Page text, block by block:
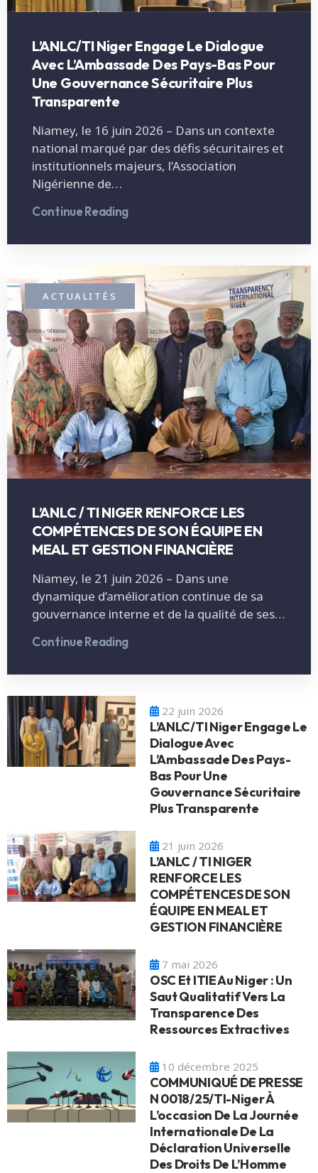
L’ANLC/TI Niger Engage Le Dialogue
Avec L’Ambassade Des Pays-Bas Pour
Une Gouvernance Sécuritaire Plus
Transparente
Niamey, le 16 juin 2026 – Dans un contexte
national marqué par des défis sécuritaires et
institutionnels majeurs, l’Association
Nigérienne de…
Continue Reading
ACTUALITÉS
L’ANLC / TI NIGER RENFORCE LES
COMPÉTENCES DE SON ÉQUIPE EN
MEAL ET GESTION FINANCIÈRE
Niamey, le 21 juin 2026 – Dans une
dynamique d’amélioration continue de sa
gouvernance interne et de la qualité de ses…
Continue Reading
22 juin 2026
L’ANLC/TI Niger Engage Le
Dialogue Avec
L’Ambassade Des Pays-
Bas Pour Une
Gouvernance Sécuritaire
Plus Transparente
21 juin 2026
L’ANLC / TI NIGER
RENFORCE LES
COMPÉTENCES DE SON
ÉQUIPE EN MEAL ET
GESTION FINANCIÈRE
7 mai 2026
OSC Et ITIE Au Niger : Un
Saut Qualitatif Vers La
Transparence Des
Ressources Extractives
10 décembre 2025
COMMUNIQUÉ DE PRESSE
N 0018/25/TI-Niger À
L’occasion De La Journée
Internationale De La
Déclaration Universelle
Des Droits De L’Homme